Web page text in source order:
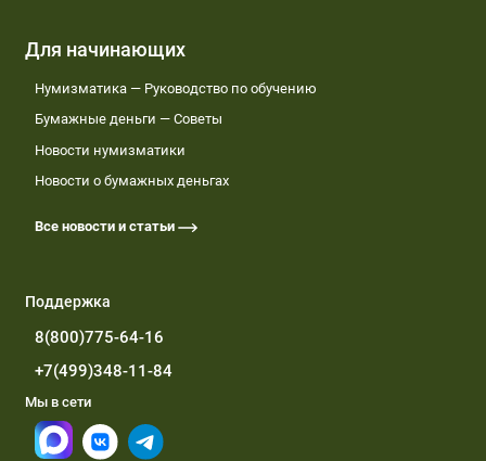
Для начинающих
Нумизматика — Руководство по обучению
Бумажные деньги — Советы
Новости нумизматики
Новости о бумажных деньгах
Все новости и статьи
Поддержка
8(800)775-64-16
+7(499)348-11-84
Мы в сети